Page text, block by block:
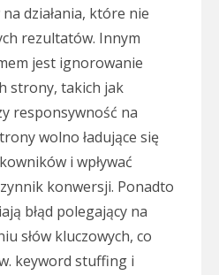
działania, które nie
rezultatów. Innym
jest ignorowanie
strony, takich jak
responsywność na
wolno ładujące się
i wpływać
konwersji. Ponadto
błąd polegający na
słów kluczowych, co
keyword stuffing i